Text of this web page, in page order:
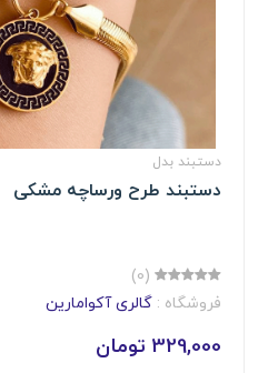
دستبند بدل
دستبند طرح ورساچه مشکی
(0)
فروشگاه : گالری آکوامارین
329,000 تومان